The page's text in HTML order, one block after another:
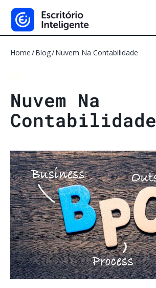
Home Blog Nuvem Na Contabilidade
Nuvem Na
Contabilidade